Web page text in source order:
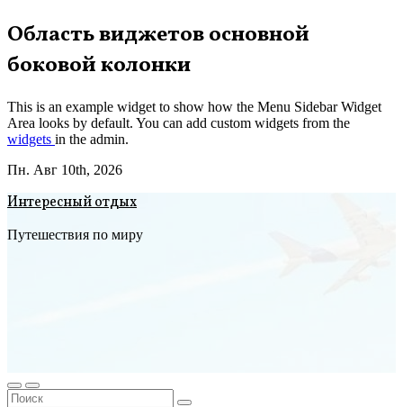
Перейти
к
содержимому
Область виджетов основной
боковой колонки
This is an example widget to show how the Menu Sidebar Widget
Area looks by default. You can add custom widgets from the
widgets in the admin.
Пн. Авг 10th, 2026
Интересный отдых
Путешествия по миру